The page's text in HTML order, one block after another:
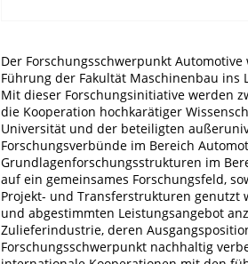
Der Forschungsschwerpunkt
Führung der Fakultät Maschinenbau ins
Mit dieser Forschungsinitiative werden
die Kooperation hochkarätiger
Universität und der beteiligten
Forschungsverbünde im Bereich
Grundlagenforschungsstrukturen im
auf ein gemeinsames Forschungsfeld,
Projekt- und Transferstrukturen
und abgestimmten Leistungsangebot
Zulieferindustrie, deren
Forschungsschwerpunkt nachhaltig